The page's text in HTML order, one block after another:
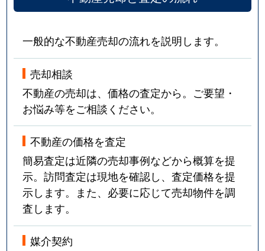
一般的な不動産売却の流れを説明します。
売却相談
不動産の売却は、価格の査定から。ご要望・
お悩み等をご相談ください。
不動産の価格を査定
簡易査定は近隣の売却事例などから概算を提
示。訪問査定は現地を確認し、査定価格を提
示します。また、必要に応じて売却物件を調
査します。
媒介契約